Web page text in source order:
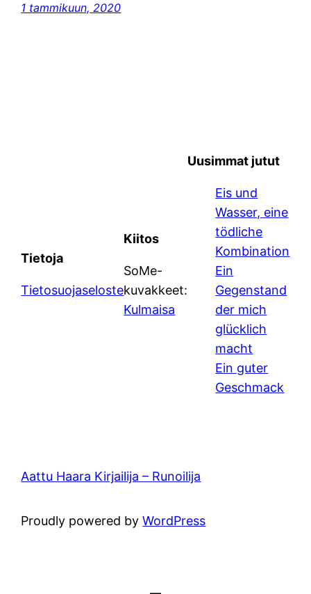
1 tammikuun, 2020
Tietoja
Tietosuojaseloste
Kiitos
SoMe-
kuvakkeet:
Kulmaisa
Uusimmat jutut
Eis und
Wasser, eine
tödliche
Kombination
Ein
Gegenstand
der mich
glücklich
macht
Ein guter
Geschmack
Aattu Haara Kirjailija – Runoilija
Proudly powered byWordPress